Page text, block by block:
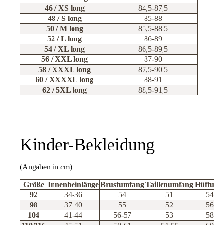
46 / XS long
84,5-87,5
48 / S long
85-88
50 / M long
85,5-88,5
52 / L long
86-89
54 / XL long
86,5-89,5
56 / XXL long
87-90
58 / XXXL long
87,5-90,5
60 / XXXXL long
88-91
62 / 5XL long
88,5-91,5
Kinder-Bekleidung
(Angaben in cm)
Größe InnenbeinlängeBrustumfangTaillenumfang
92
34-36 54 51
54-
98
37-40 55 52
56-
104
41-44 56-57 53
58-